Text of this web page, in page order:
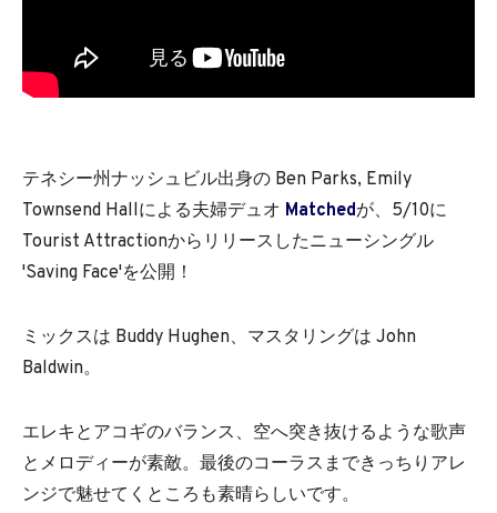
テネシー州ナッシュビル出身の Ben Parks, Emily
Townsend Hallによる夫婦デュオ Matchedが、5/10に
Tourist Attractionからリリースしたニューシングル
'Saving Face'を公開！
ミックスは Buddy Hughen、マスタリングは John
Baldwin。
エレキとアコギのバランス、空へ突き抜けるような歌声
とメロディーが素敵。最後のコーラスまできっちりアレ
ンジで魅せてくところも素晴らしいです。